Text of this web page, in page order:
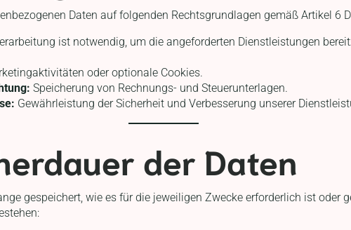
Daten auf folgenden Rechtsgrundlagen gemäß Artikel 6
ist notwendig, um die angeforderten Dienstleistungen
oder optionale Cookies.
Speicherung von Rechnungs- und Steuerunterlagen.
Gewährleistung der Sicherheit und Verbesserung unserer
der Daten
gespeichert, wie es für die jeweiligen Zwecke erforderlich ist oder